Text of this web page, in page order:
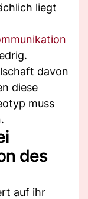
liegt
davon
diese
muss
des
auf ihr